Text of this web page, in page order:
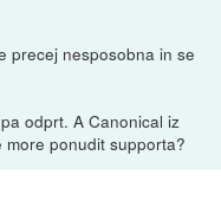
precej nesposobna in se
odprt. A Canonical iz
ponudit supporta?